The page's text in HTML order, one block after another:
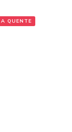
QUENTE